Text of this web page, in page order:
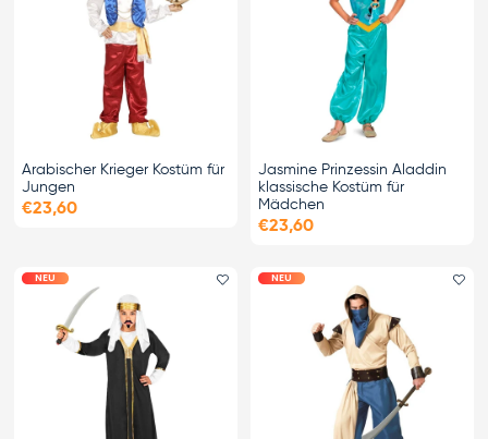
Arabischer Krieger Kostüm für
Jungen
€23,60
Jasmine Prinzessin Aladdin
klassische Kostüm für
Mädchen
€23,60
NEU Favorit hinzufügen
NEU